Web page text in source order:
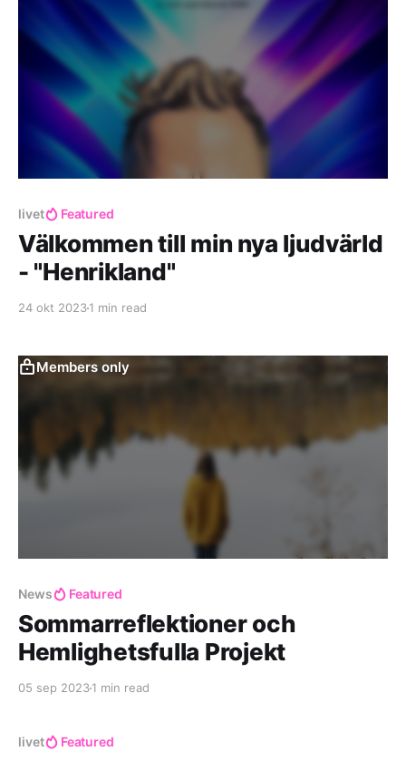
livet Featured
Välkommen till min nya ljudvärld
- "Henrikland"
24 okt 20231 min read
Members only
News Featured
Sommarreflektioner och
Hemlighetsfulla Projekt
05 sep 20231 min read
livet Featured